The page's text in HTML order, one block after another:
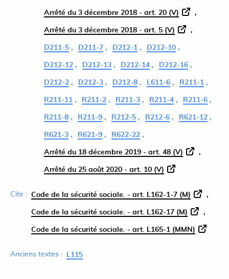
Arrêté du 3 décembre 2018 - art. 20 (V)
Arrêté du 3 décembre 2018 - art. 5 (V)
D211-5 D211-7 D212-1 D212-10
D212-12 D212-13 D212-14 D212-16
D212-2 D212-3 D212-8 L611-6 R211-1
R211-11 R211-2 R211-3 R211-4 R211-6
R211-8 R211-9 R212-5 R212-6 R621-12
R621-3 R621-9 R622-22
Arrêté du 18 décembre 2019 - art. 48 (V)
Arrêté du 25 août 2020 - art. 10 (V)
Cite : Code de la sécurité sociale. - art. L162-1-7 (M)
Code de la sécurité sociale. - art. L162-17 (M)
Code de la sécurité sociale. - art. L165-1 (MMN)
Anciens textes : L115